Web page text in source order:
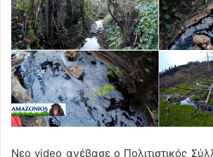
Νεο video ανέβασε ο Πολιτιστικός